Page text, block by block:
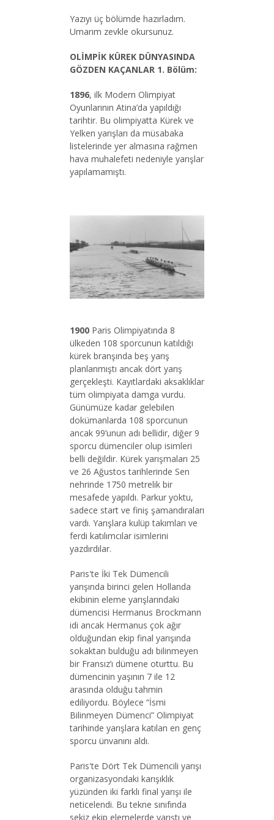
Yazıyı üç bölümde hazırladım.
Umarım zevkle okursunuz.
OLİMPİK KÜREK DÜNYASINDA
GÖZDEN KAÇANLAR 1. Bölüm:
1896, ilk Modern Olimpiyat
Oyunlarının Atina’da yapıldığı
tarihtir. Bu olimpiyatta Kürek ve
Yelken yarışları da müsabaka
listelerinde yer almasına rağmen
hava muhalefeti nedeniyle yarışlar
yapılamamıştı.
1900 Paris Olimpiyatında 8
ülkeden 108 sporcunun katıldığı
kürek branşında beş yarış
planlanmıştı ancak dört yarış
gerçekleşti. Kayıtlardaki aksaklıklar
tüm olimpiyata damga vurdu.
Günümüze kadar gelebilen
dokümanlarda 108 sporcunun
ancak 99’unun adı bellidir, diğer 9
sporcu dümenciler olup isimleri
belli değildir. Kürek yarışmaları 25
ve 26 Ağustos tarihlerinde Sen
nehrinde 1750 metrelik bir
mesafede yapıldı. Parkur yoktu,
sadece start ve finiş şamandıraları
vardı. Yarışlara kulüp takımları ve
ferdi katılımcılar isimlerini
yazdırdılar.
Paris'te İki Tek Dümencili
yarışında birinci gelen Hollanda
ekibinin eleme yarışlarındaki
dümencisi Hermanus Brockmann
idi ancak Hermanus çok ağır
olduğundan ekip final yarışında
sokaktan bulduğu adı bilinmeyen
bir Fransız’ı dümene oturttu. Bu
dümencinin yaşının 7 ile 12
arasında olduğu tahmin
ediliyordu. Böylece “İsmi
Bilinmeyen Dümenci” Olimpiyat
tarihinde yarışlara katılan en genç
sporcu ünvanını aldı.
Paris'te Dört Tek Dümencili yarışı
organizasyondaki karışıklık
yüzünden iki farklı final yarışı ile
neticelendi. Bu tekne sınıfında
sekiz ekip elemelerde yarıştı ve